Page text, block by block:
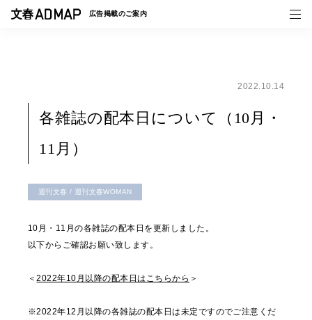
広告掲載のご案内
事例一覧
2022.10.14
各雑誌の配本日について（10月・
11月）
週刊文春 / 週刊文春WOMAN
10月・11月の各雑誌の配本日を更新しました。
以下からご確認お願い致します。
＜2022年10月以降の配本日はこちらから ＞
※2022年12月以降の各雑誌の配本日は未定ですのでご注意くだ